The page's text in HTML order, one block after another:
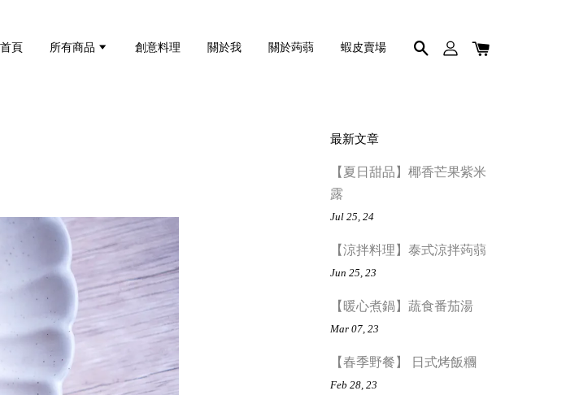
首頁 所有商品 創意料理 關於我 關於蒟蒻 蝦皮賣場
最新文章
【夏日甜品】椰香芒果紫米
露
Jul 25, 24
【涼拌料理】泰式涼拌蒟蒻
Jun 25, 23
【暖心煮鍋】蔬食番茄湯
Mar 07, 23
【春季野餐】 日式烤飯糰
Feb 28, 23